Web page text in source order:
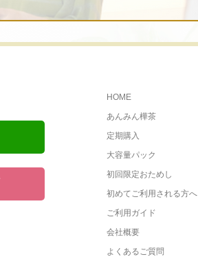
HOME
あんみん樺茶
定期購入
大容量パック
初回限定おためし
初めてご利用される方へ
ご利用ガイド
会社概要
よくあるご質問